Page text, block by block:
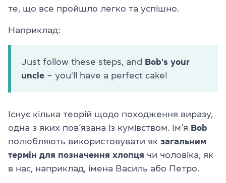
те, що все пройшло легко та успішно.
Наприклад:
Just follow these steps, and Bob's your
uncle – you'll have a perfect cake!
Існує кілька теорій щодо походження виразу,
одна з яких пов’язана із кумівством. Ім’я Bob
полюбляють використовувати як загальним
термін для позначення хлопця чи чоловіка, як
в нас, наприклад, імена Василь або Петро.